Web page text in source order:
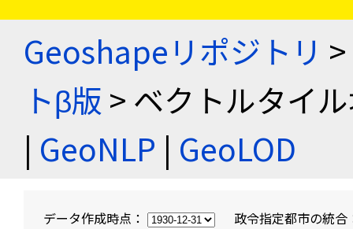
Geoshapeリポジトリ >
トβ版 > ベクトルタイ
| GeoNLP | GeoLOD
データ作成時点： 政令指定都市の統